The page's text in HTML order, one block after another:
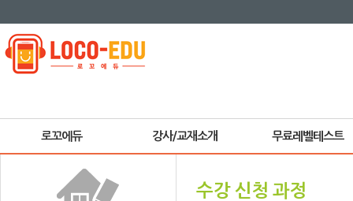
로꼬에듀 강사/교재소개 무료레벨테스트
수강 신청 과정